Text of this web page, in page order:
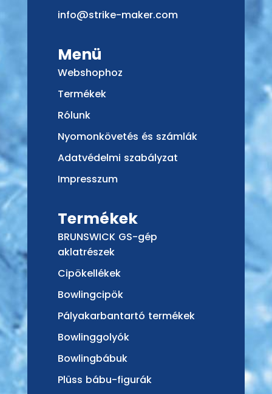
info@strike-maker.com
Menü
Webshophoz
Termékek
Rólunk
Nyomonkövetés és számlák
Adatvédelmi szabályzat
Impresszum
Termékek
BRUNSWICK GS-gép
aklatrészek
Cipökellékek
Bowlingcipök
Pályakarbantartó termékek
Bowlinggolyók
Bowlingbábuk
Plüss bábu-figurák